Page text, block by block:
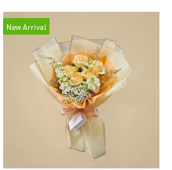
New Arrival